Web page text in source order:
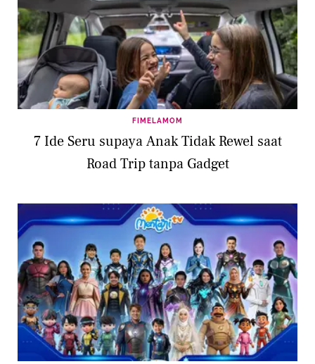
FIMELAMOM
7 Ide Seru supaya Anak Tidak Rewel saat
Road Trip tanpa Gadget